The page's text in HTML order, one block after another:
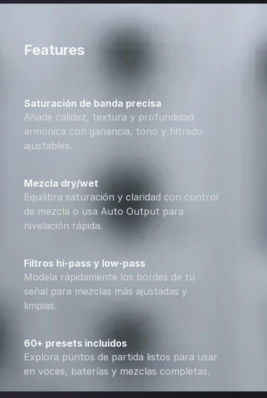
Features
Saturación de banda precisa
Añade calidez, textura y profundidad
armónica con ganancia, tono y filtrado
ajustables.
Mezcla dry/wet
Equilibra saturación y claridad con control
de mezcla o usa Auto Output para
nivelación rápida.
Filtros hi-pass y low-pass
Modela rápidamente los bordes de tu
señal para mezclas más ajustadas y
limpias.
60+ presets incluidos
Explora puntos de partida listos para usar
en voces, baterías y mezclas completas.